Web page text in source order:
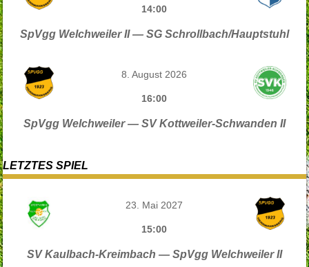
14:00
SpVgg Welchweiler II — SG Schrollbach/Hauptstuhl
8. August 2026
16:00
SpVgg Welchweiler — SV Kottweiler-Schwanden II
LETZTES SPIEL
23. Mai 2027
15:00
SV Kaulbach-Kreimbach — SpVgg Welchweiler II